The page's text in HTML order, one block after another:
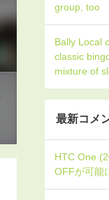
group, too
Bally Local
classic
mixture of
最新コメ